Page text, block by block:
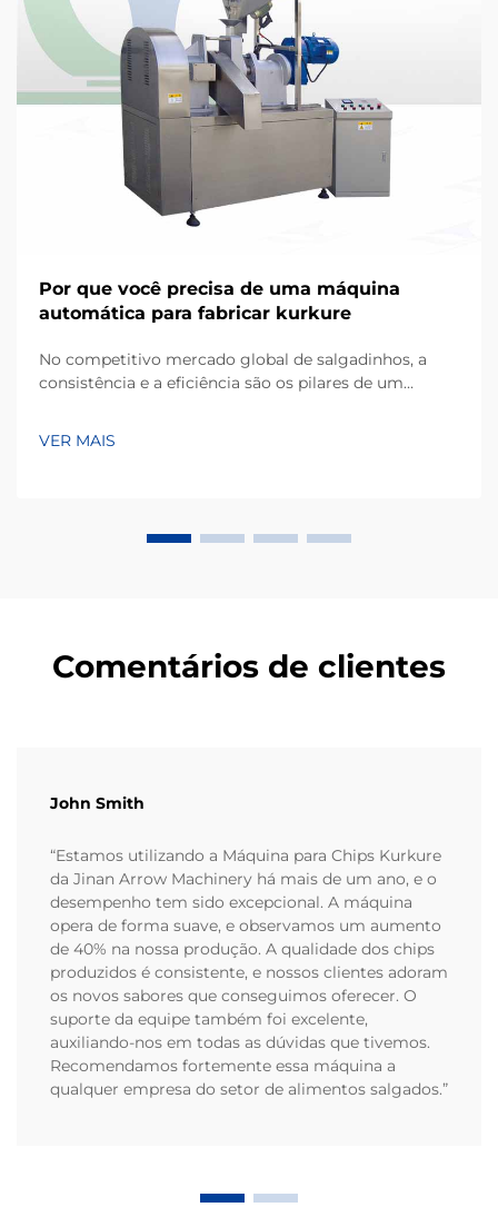
Por que você precisa de uma máquina
automática para fabricar kurkure
No competitivo mercado global de salgadinhos, a
consistência e a eficiência são os pilares de um
conhecido por sua forma irregular única e textura
VER MAIS
Comentários de clientes
John Smith
“Estamos utilizando a Máquina para Chips Kurkure
da Jinan Arrow Machinery há mais de um ano, e o
desempenho tem sido excepcional. A máquina
opera de forma suave, e observamos um aumento
de 40% na nossa produção. A qualidade dos chips
produzidos é consistente, e nossos clientes adoram
os novos sabores que conseguimos oferecer. O
suporte da equipe também foi excelente,
auxiliando-nos em todas as dúvidas que tivemos.
Recomendamos fortemente essa máquina a
qualquer empresa do setor de alimentos salgados.”